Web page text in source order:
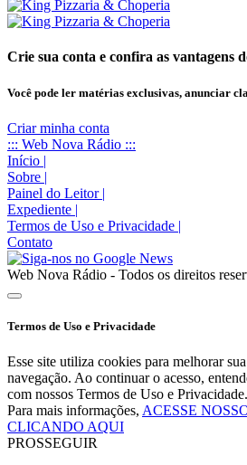
Crie sua conta e confira as vantagens
Você pode ler matérias exclusivas, anunciar
Criar minha conta
::: Web Nova Rádio :::
Início |
Sobre |
Painel do Leitor |
Expediente |
Termos de Uso e Privacidade |
Contato
Web Nova Rádio - Todos os direitos
Termos de Uso e Privacidade
Esse site utiliza cookies para melhorar
navegação. Ao continuar o acesso,
com nossos Termos de Uso e Privacidade.
Para mais informações, ACESSE
CLICANDO AQUI
PROSSEGUIR